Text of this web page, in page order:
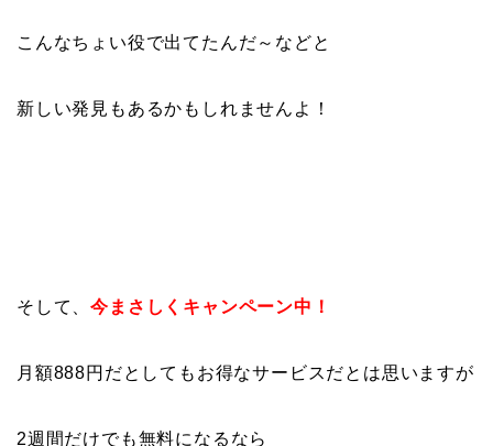
こんなちょい役で出てたんだ～などと
新しい発見もあるかもしれませんよ！
そして、今まさしくキャンペーン中！
月額888円だとしてもお得なサービスだとは思いますが
2週間だけでも無料になるなら